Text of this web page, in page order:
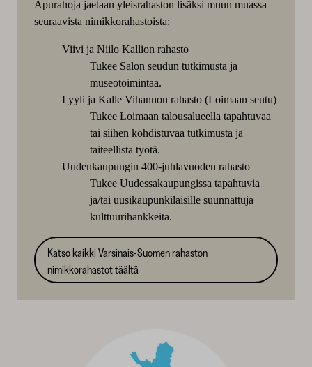
Apurahoja jaetaan yleisrahaston lisäksi muun muassa
seuraavista nimikkorahastoista:
Viivi ja Niilo Kallion rahasto
Tukee Salon seudun tutkimusta ja
museotoimintaa.
Lyyli ja Kalle Vihannon rahasto (Loimaan seutu)
Tukee Loimaan talousalueella tapahtuvaa
tai siihen kohdistuvaa tutkimusta ja
taiteellista työtä.
Uudenkaupungin 400-juhlavuoden rahasto
Tukee Uudessakaupungissa tapahtuvia
ja/tai uusikaupunkilaisille suunnattuja
kulttuurihankkeita.
Katso kaikki Varsinais-Suomen rahaston
nimikkorahastot täältä